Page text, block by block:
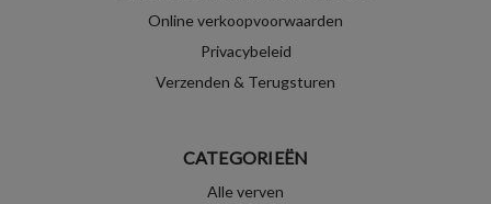
Online verkoopvoorwaarden
Privacybeleid
Verzenden & Terugsturen
CATEGORIEËN
Alle verven